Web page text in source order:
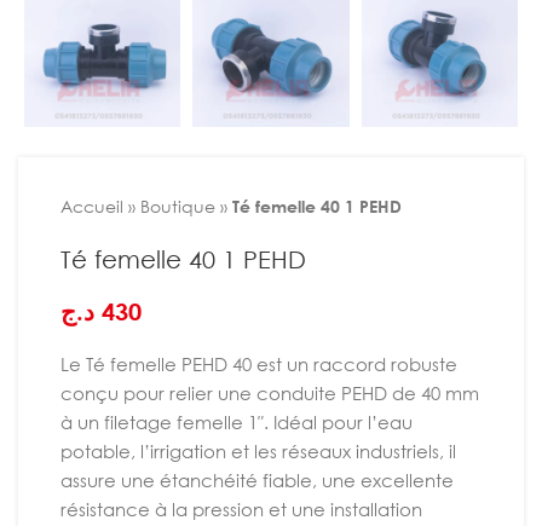
Accueil » Boutique » Té femelle 40 1 PEHD
Té femelle 40 1 PEHD
430 د.ج
Le Té femelle PEHD 40 est un raccord robuste
conçu pour relier une conduite PEHD de 40 mm
à un filetage femelle 1″. Idéal pour l’eau
potable, l’irrigation et les réseaux industriels, il
assure une étanchéité fiable, une excellente
résistance à la pression et une installation